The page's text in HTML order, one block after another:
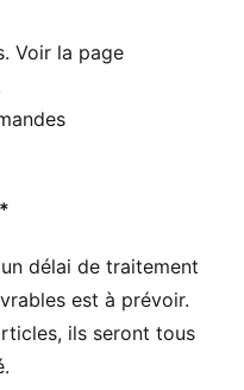
Voir la page
délai de traitement
est à prévoir.
ils seront tous